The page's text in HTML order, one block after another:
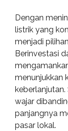
Dengan
listrik yang
menjadi
Berinvestasi
menunjukkan
wajar
panjangnya
pasar lokal.